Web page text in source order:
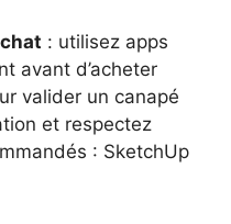
: utilisez apps
avant d’acheter
valider un canapé
et respectez
: SketchUp